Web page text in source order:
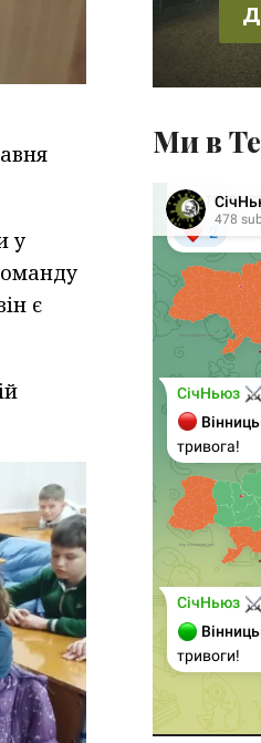
у
є
Ми в